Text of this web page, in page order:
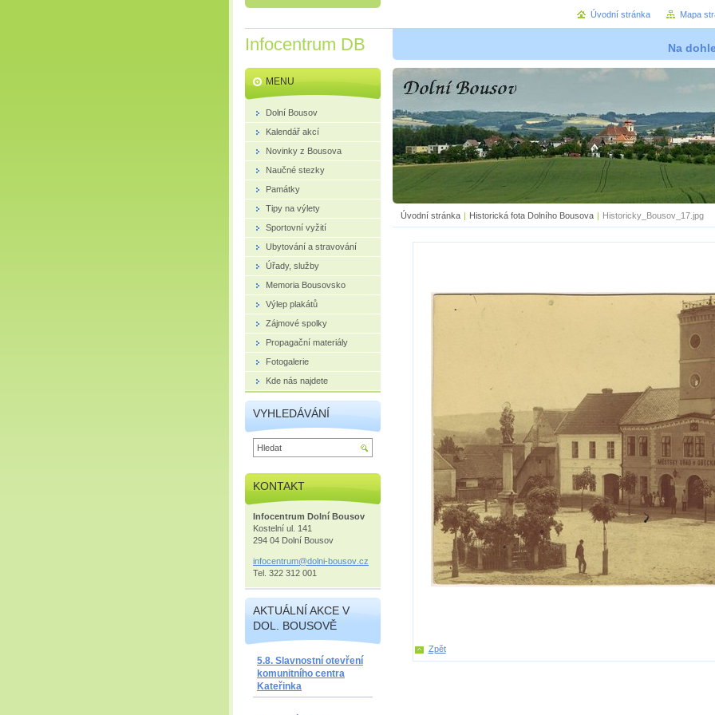
Infocentrum DB Na
Úvodní stránka | Historická fota Dolního Bousova | Historicky_Bousov_17.jpg
Zpět
MENU
Dolní Bousov
Kalendář akcí
Novinky z Bousova
Naučné stezky
Památky
Tipy na výlety
Sportovní vyžití
Ubytování a stravování
Úřady, služby
Memoria Bousovsko
Výlep plakátů
Zájmové spolky
Propagační materiály
Fotogalerie
Kde nás najdete
VYHLEDÁVÁNÍ
KONTAKT
Infocentrum Dolní Bousov
Kostelní ul. 141
294 04 Dolní Bousov
infocentrum@dolni-bousov .cz
Tel. 322 312 001
AKTUÁLNÍ AKCE V
DOL. BOUSOVĚ
5.8. Slavnostní otevření
komunitního centra
Kateřinka
Úvodní stránka Mapa